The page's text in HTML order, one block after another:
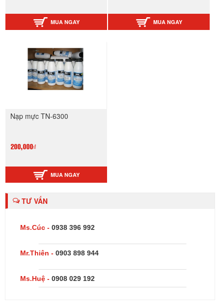
MUA NGAY MUA NGAY
Nạp mực TN-6300
200,000₫
MUA NGAY
TƯ VẤN
Ms.Cúc - 0938 396 992
Mr.Thiên - 0903 898 944
Ms.Huệ - 0908 029 192